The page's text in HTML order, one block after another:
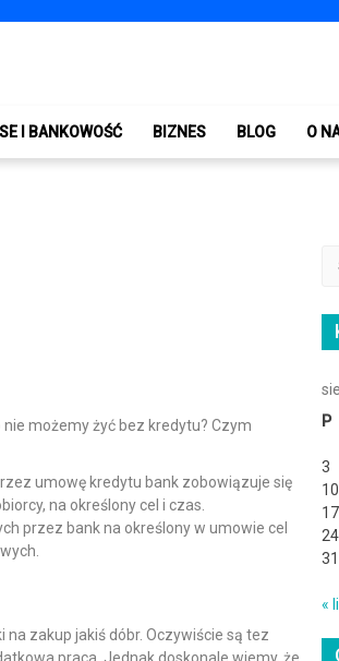
I BANKOWOŚĆ BIZNES BLOG O
możemy żyć bez kredytu? Czym
umowę kredytu bank zobowiązuje się
na określony cel i czas.
przez bank na określony w umowie cel
zakup jakiś dóbr. Oczywiście są tez
praca. Jednak doskonale wiemy, że
P
3
10
17
24
31
«